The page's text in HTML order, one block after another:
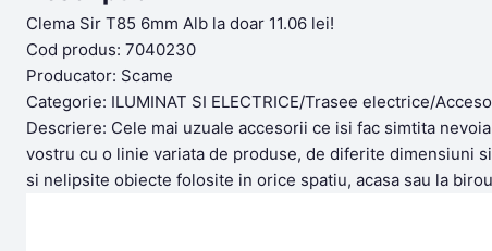
Clema Sir T85 6mm Alb la doar 11.06 lei!
Cod produs: 7040230
Producator: Scame
Categorie: ILUMINAT SI ELECTRICE/Trasee electrice/
Descriere: Cele mai uzuale accesorii ce isi fac simtita
vostru cu o linie variata de produse, de diferite dimensiuni
si nelipsite obiecte folosite in orice spatiu, acasa sau la